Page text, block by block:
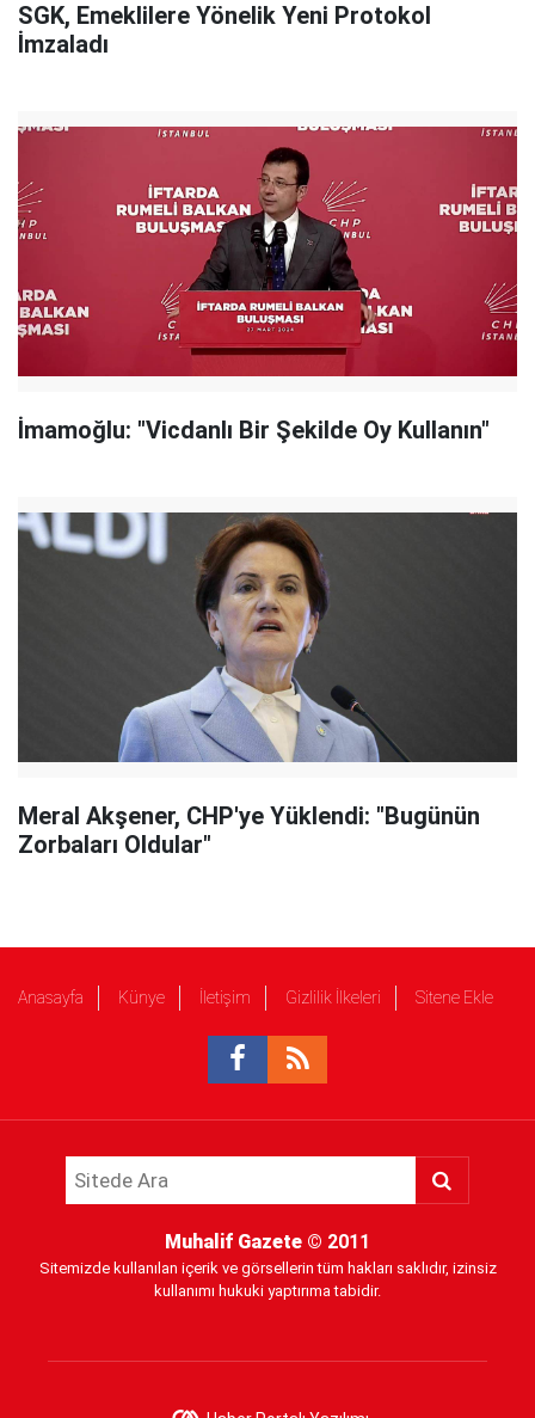
SGK, Emeklilere Yönelik Yeni Protokol
İmzaladı
İmamoğlu: "Vicdanlı Bir Şekilde Oy Kullanın"
Meral Akşener, CHP'ye Yüklendi: "Bugünün
Zorbaları Oldular"
Anasayfa Künye İletişim Gizlilik İlkeleri Sitene Ekle
Muhalif Gazete © 2011
Sitemizde kullanılan içerik ve görsellerin tüm hakları saklıdır, izinsiz
kullanımı hukuki yaptırıma tabidir.